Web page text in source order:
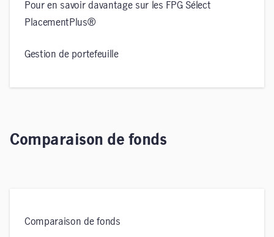
Pour en savoir davantage sur les FPG Sélect
PlacementPlus®
Gestion de portefeuille
Comparaison de fonds
Comparaison de fonds